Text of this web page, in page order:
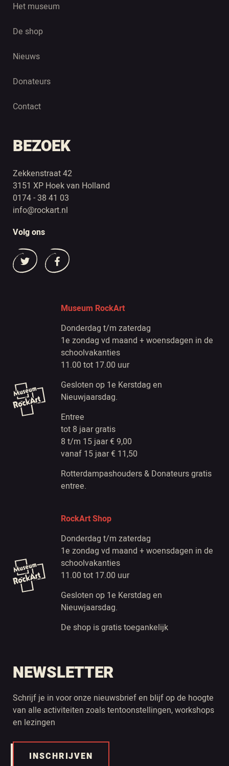
Het museum
De shop
Nieuws
Donateurs
Contact
BEZOEK
Zekkenstraat 42
3151 XP Hoek van Holland
0174 - 38 41 03
info@rockart.nl
Volg ons
Museum RockArt
Donderdag t/m zaterdag
1e zondag vd maand + woensdagen in de
schoolvakanties
11.00 tot 17.00 uur
Gesloten op 1e Kerstdag en
Nieuwjaarsdag.
Entree
tot 8 jaar gratis
8 t/m 15 jaar € 9,00
vanaf 15 jaar € 11,50
Rotterdampashouders & Donateurs gratis
entree.
RockArt Shop
Donderdag t/m zaterdag
1e zondag vd maand + woensdagen in de
schoolvakanties
11.00 tot 17.00 uur
Gesloten op 1e Kerstdag en
Nieuwjaarsdag.
De shop is gratis toegankelijk
NEWSLETTER
Schrijf je in voor onze nieuwsbrief en blijf op de hoogte
van alle activiteiten zoals tentoonstellingen, workshops
en lezingen
INSCHRIJVEN